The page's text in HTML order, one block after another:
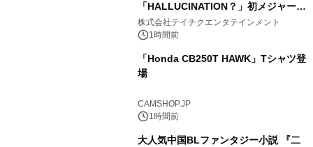
「HALLUCINATION？」初メジャー配
信リリース決定！
株式会社テイチクエンタテインメント
1時間前
「Honda CB250T HAWK」Tシャツ登
場
CAMSHOP.JP
1時間前
大人気中国BLファンタジー小説 『二